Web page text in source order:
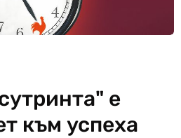
е
към успеха